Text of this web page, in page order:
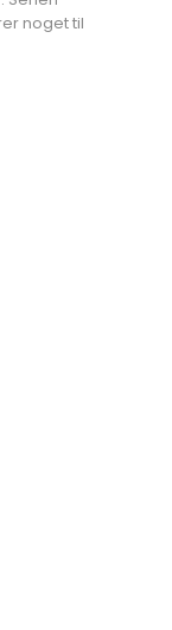
noget til